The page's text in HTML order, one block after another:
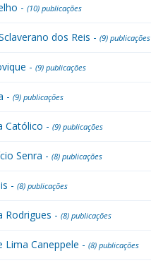
- (10) publicações
dos Reis - (9) publicações
- (9) publicações
- (9) publicações
Católico - (9) publicações
Senra - (8) publicações
- (8) publicações
Rodrigues - (8) publicações
Lima Caneppele - (8) publicações